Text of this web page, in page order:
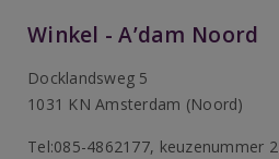
Winkel - A’dam Noord
Docklandsweg 5
1031 KN Amsterdam (Noord)
Tel:085-4862177, keuzenummer 2